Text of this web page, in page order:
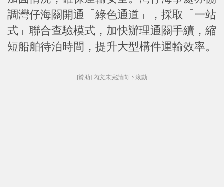
調灣仔海關開通「綠色通道」，採取「一站
式」聯合查驗模式，加快辦理通關手續，縮
短船舶待泊時間，提升大型構件運輸效率。
[贊助] 內文未完請向下滾動